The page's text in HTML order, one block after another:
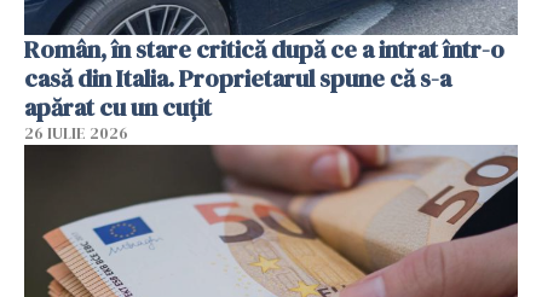
Român, în stare critică după ce a intrat într-o
casă din Italia. Proprietarul spune că s-a
apărat cu un cuțit
26 IULIE 2026